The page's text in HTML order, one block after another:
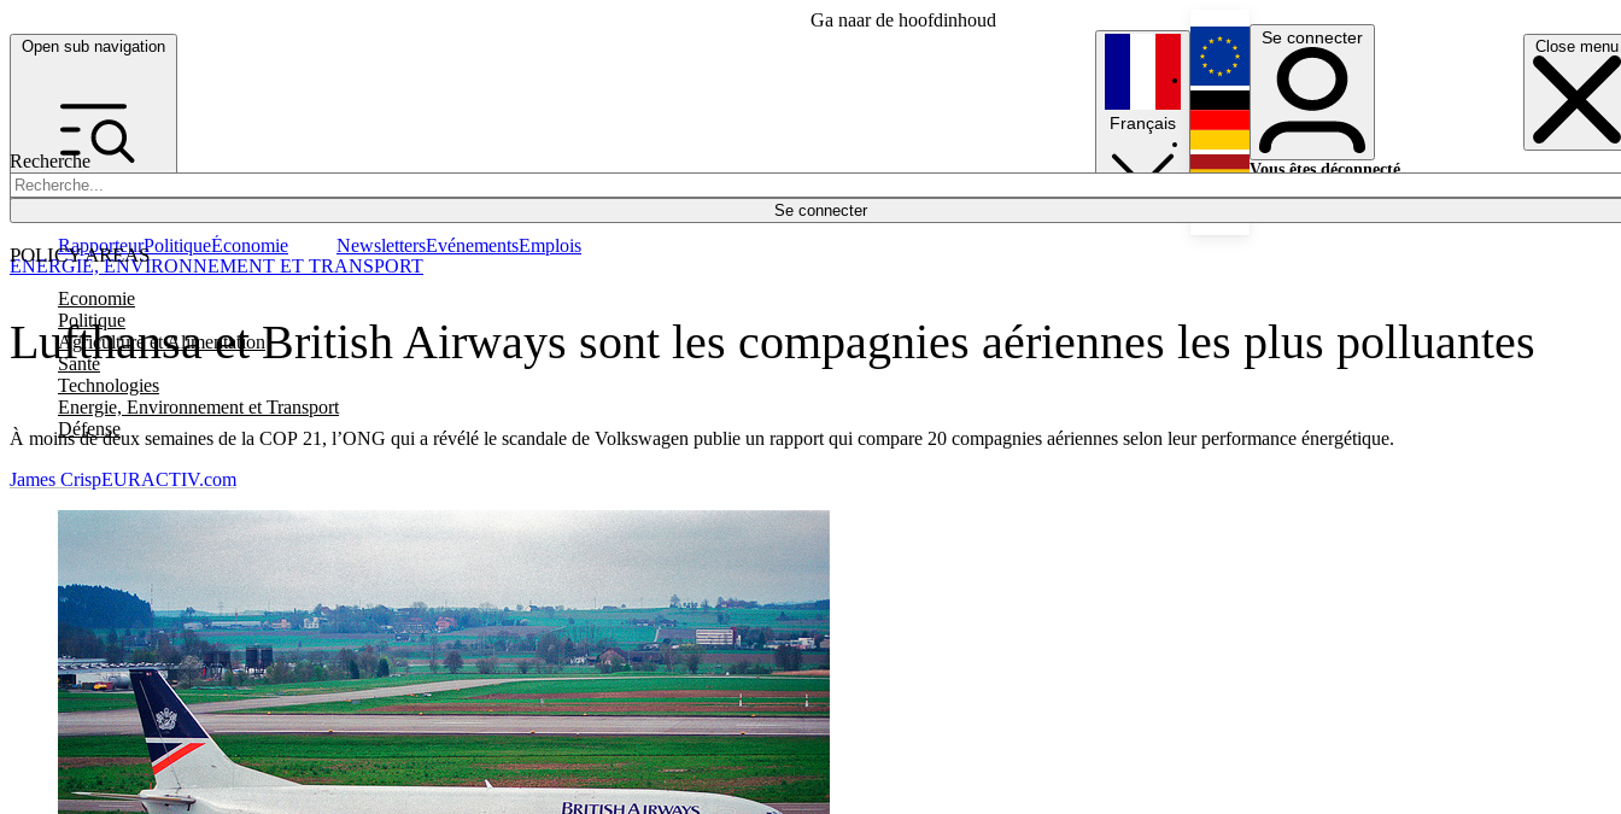
Ga naar de hoofdinhoud
Open sub navigation Close menu
Recherche
Se connecter
POLICY AREAS
Economie
Politique
Agriculture et Alimentation
Santé
Technologies
Energie, Environnement et Transport
Défense
RapporteurPolitiqueÉconomie NewslettersEvénementsEmplois
Français
English
Deutsch
Se connecter
Vous êtes déconnecté.
Lufthansa et British Airways sont les compagnies aériennes les plus polluantes
À moins de deux semaines de la COP 21, l’ONG qui a révélé le scandale de Volkswagen publie un rapport qui compare 20 compagnies aériennes selon leur performance énergétique.
ENERGIE, ENVIRONNEMENT ET TRANSPORT
James CrispEURACTIV.com